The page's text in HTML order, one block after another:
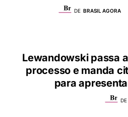
DE BRASIL AGORA
Lewandowski passa
processo e manda
para
DE